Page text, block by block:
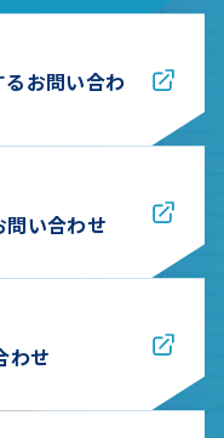
お問い合わ
問い合わせ
わせ